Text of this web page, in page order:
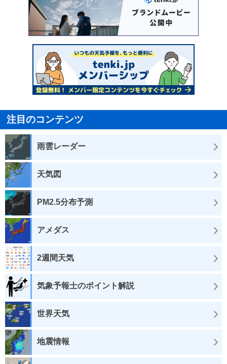
注目のコンテンツ
雨雲レーダー
天気図
PM2.5分布予測
アメダス
2週間天気
気象予報士のポイント解説
世界天気
地震情報